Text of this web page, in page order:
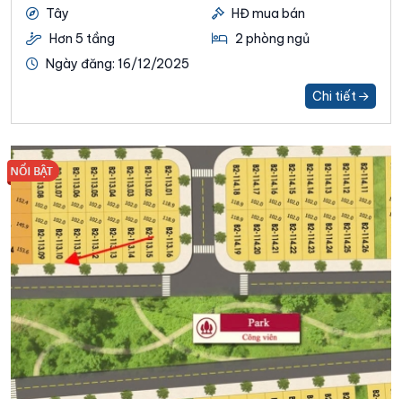
Tây
HĐ mua bán
Hơn 5 tầng
2 phòng ngủ
Ngày đăng: 16/12/2025
Chi tiết